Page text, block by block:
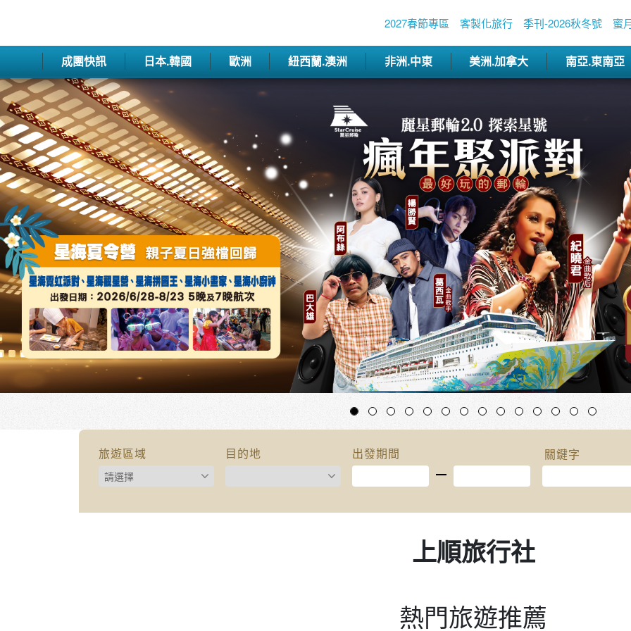
2027春節專區 客製化旅行 季刊-2026秋冬號 蜜
成團快訊 日本.韓國 歐洲 紐西蘭.澳洲 非洲.中東 美洲.加拿大 南亞.東南亞
往前
旅遊區域 目的地 出發期間
上順旅行社
熱門旅遊推薦